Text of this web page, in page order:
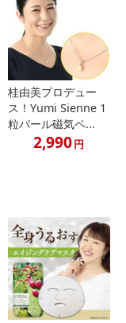
桂由美プロデュー
ス！Yumi Sienne 1
粒パール磁気ペ...
2,990円